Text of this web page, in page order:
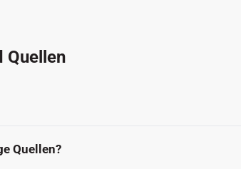
Quellen
Quellen?